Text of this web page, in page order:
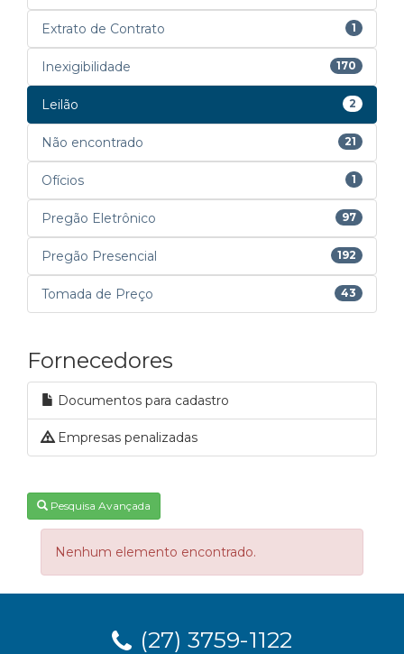
Extrato de Contrato 1
Inexigibilidade 170
Leilão 2
Não encontrado 21
Ofícios 1
Pregão Eletrônico 97
Pregão Presencial 192
Tomada de Preço 43
Fornecedores
Documentos para cadastro
Empresas penalizadas
Pesquisa Avançada
Nenhum elemento encontrado.
(27) 3759-1122